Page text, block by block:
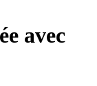
avec